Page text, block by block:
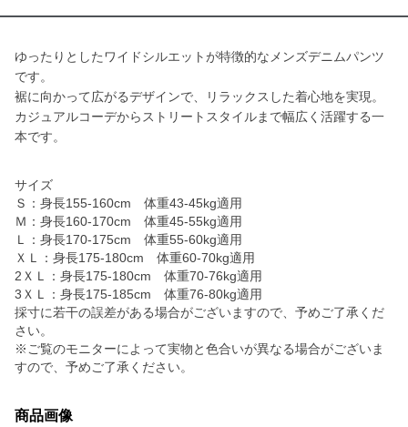
ゆったりとしたワイドシルエットが特徴的なメンズデニムパンツ
です。
裾に向かって広がるデザインで、リラックスした着心地を実現。
カジュアルコーデからストリートスタイルまで幅広く活躍する一
本です。
サイズ
Ｓ：身長155-160cm 体重43-45kg適用
Ｍ：身長160-170cm 体重45-55kg適用
Ｌ：身長170-175cm 体重55-60kg適用
ＸＬ：身長175-180cm 体重60-70kg適用
2ＸＬ：身長175-180cm 体重70-76kg適用
3ＸＬ：身長175-185cm 体重76-80kg適用
採寸に若干の誤差がある場合がございますので、予めご了承くだ
さい。
※ご覧のモニターによって実物と色合いが異なる場合がございま
すので、予めご了承ください。
商品画像